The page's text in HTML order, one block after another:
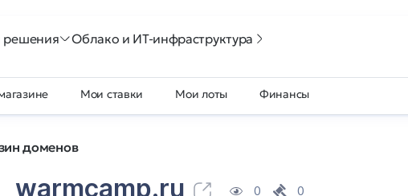
решения Облако и ИТ-инфраструктура
Мои ставки Мои лоты Финансы
доменов
warmcamp.ru 0 0